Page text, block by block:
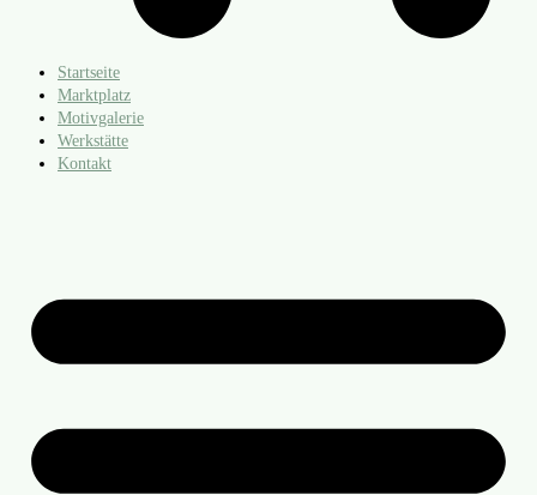
Startseite
Marktplatz
Motivgalerie
Werkstätte
Kontakt